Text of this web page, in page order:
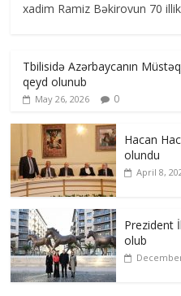
xadim Ramiz Bəkirovun 70
Tbilisidə Azərbaycanın
qeyd olunub
May 26, 2026 0
Hacan
olundu
April 8,
Prezident
olub